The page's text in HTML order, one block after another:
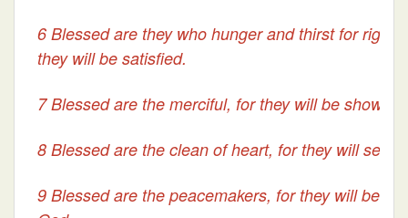
6 Blessed are they who hunger and thirst for
they will be satisfied.
7 Blessed are the merciful, for they will be shown
8 Blessed are the clean of heart, for they will see
9 Blessed are the peacemakers, for they will be